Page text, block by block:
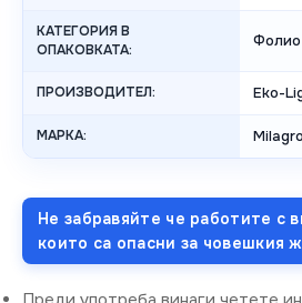
КАТЕГОРИЯ В
ОПАКОВКАТА:
Фолио
ПРОИЗВОДИТЕЛ: Eko-
МАРКА: Milagro
Не забравяйте че работите с
които са опасни за човешкия